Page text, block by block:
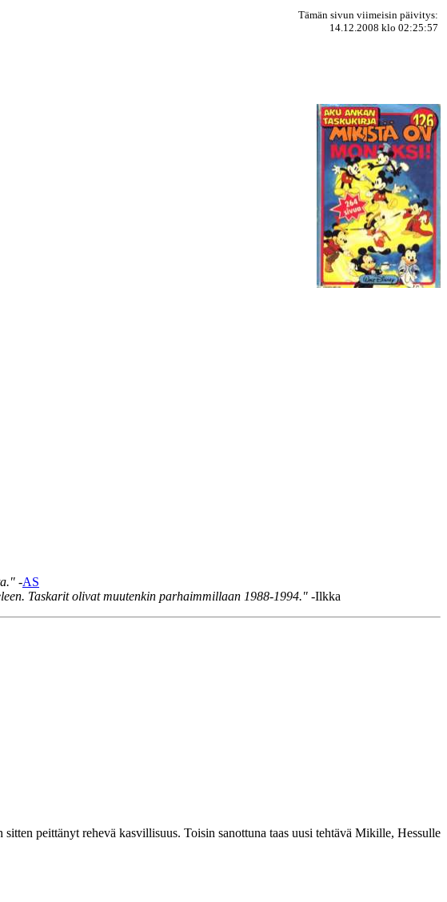
Tämän sivun viimeisin päivitys:
14.12.2008 klo 02:25:57
-AS
Taskarit olivat muutenkin parhaimmillaan 1988-1994." -Ilkka
peittänyt rehevä kasvillisuus. Toisin sanottuna taas uusi tehtävä Mikille, Hessulle